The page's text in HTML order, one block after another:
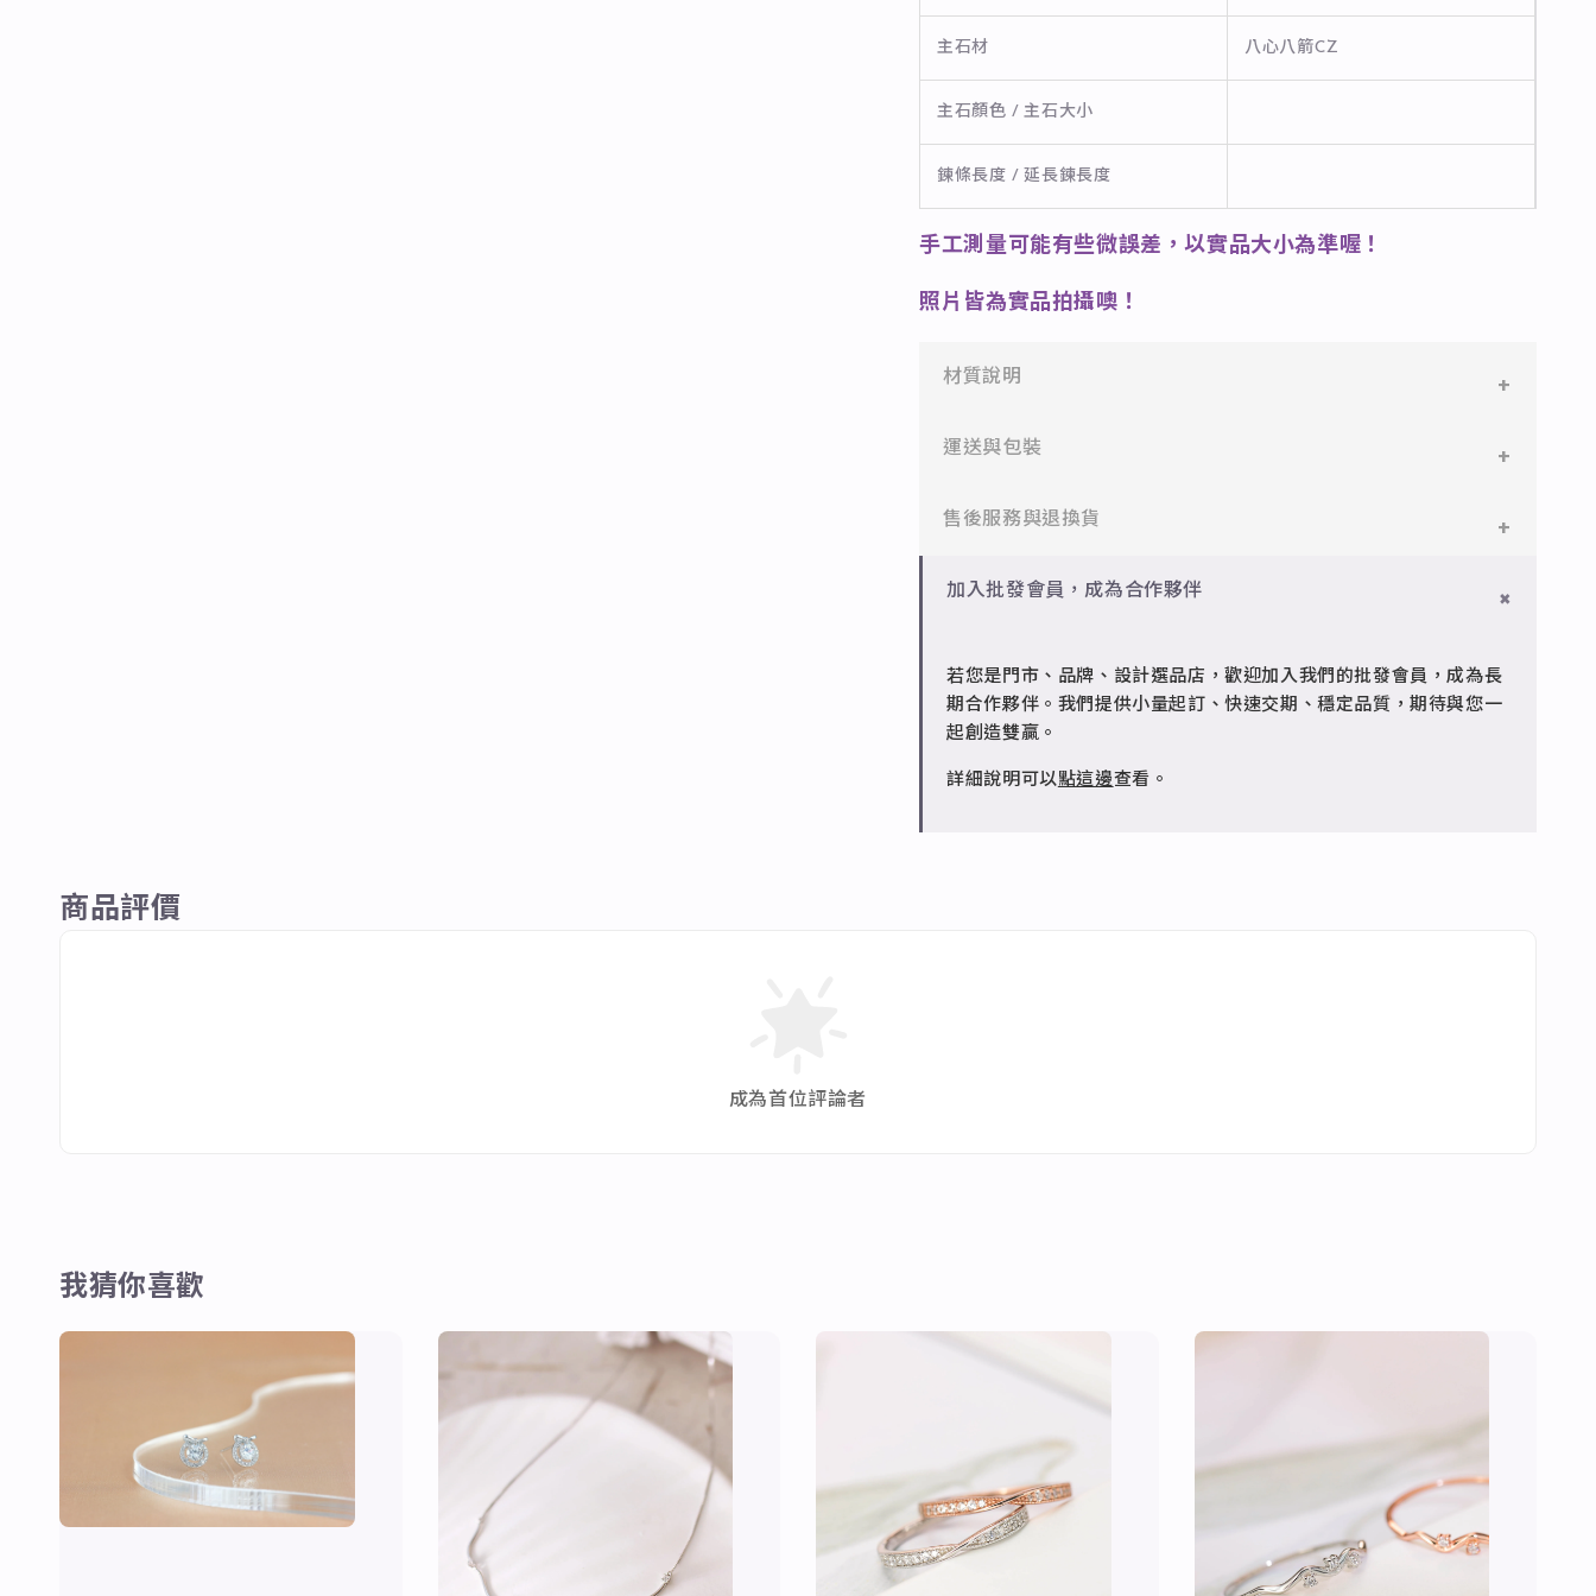
主石材 八心八箭CZ
主石顏色 / 主石大小
鍊條長度 / 延長鍊長度
手工測量可能有些微誤差，以實品大小為準喔！
照片皆為實品拍攝噢！
材質說明
✻ 316L不鏽鋼
✻ 925純銀
✻ 銅台電鍍飾品
運送與包裝
一般會員：一件即享免運與精美包裝，超商取貨或宅配皆可。
售後服務與退換貨
✻ 一般會員
加入批發會員，成為合作夥伴
若您是門市、品牌、設計選品店，歡迎加入我們的批發會員，成為長
期合作夥伴。我們提供小量起訂、快速交期、穩定品質，期待與您一
起創造雙贏。
詳細說明可以點這邊查看。
商品評價
成為首位評論者
我猜你喜歡